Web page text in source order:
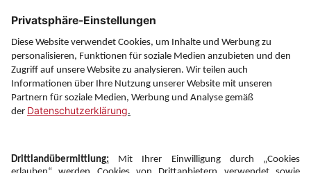
Service
Information
Folgen Sie uns auf
Newsletter: